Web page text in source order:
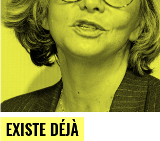
EXISTE DÉJÀ